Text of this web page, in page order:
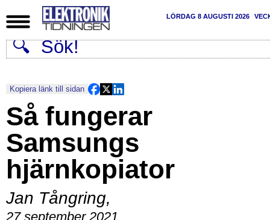
LÖRDAG 8 AUGUSTI 2026
Kopiera länk till sidan
Så fungerar
Samsungs
hjärnkopiator
Jan Tångring,
27 september 2021